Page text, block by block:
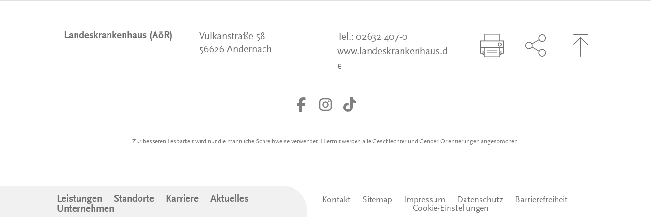
Landeskrankenhaus (AöR)
Vulkanstraße 58
56626 Andernach
Tel.: 02632 407-0
www.landeskrankenhaus.d
e
Zur besseren Lesbarkeit wird nur die männliche Schreibweise verwendet. Hiermit werden alle Geschlechter und Gender-Orientierungen angesprochen.
Leistungen Standorte Karriere
Aktuelles
Unternehmen
Kontakt Sitemap Impressum Datenschutz
Barrierefreiheit
Cookie-Einstellungen